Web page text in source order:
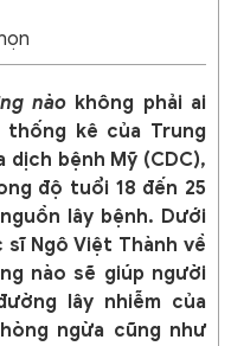
nào không phải ai
kê của Trung
dịch bệnh Mỹ (CDC),
độ tuổi 18 đến 25
lây bệnh. Dưới
sĩ Ngô Việt Thành về
nào sẽ giúp người
lây nhiễm của
ngừa cũng như